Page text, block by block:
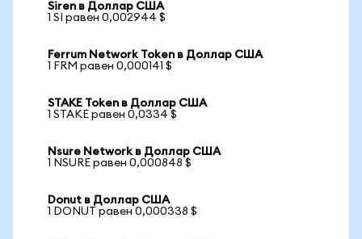
Siren в Доллар США
1 SI равен 0,002944 $
Ferrum Network Token в Доллар США
1 FRM равен 0,000141 $
STAKE Token в Доллар США
1 STAKE равен 0,0334 $
Nsure Network в Доллар США
1 NSURE равен 0,000848 $
Donut в Доллар США
1 DONUT равен 0,000338 $